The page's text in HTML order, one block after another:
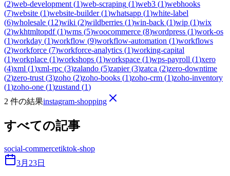
(2)web-development (1)web-scraping (1)web3 (1)webhooks
(7)website (1)website-builder(1)whatsapp (1)white-label
(6)wholesale (12)wiki (2)wildberries (1)win-back (1)wip (1)wix
(2)wkhtmltopdf(1)wms (5)woocommerce (8)wordpress (1)work-os
(1)workday (1)workflow (9)workflow-automation (1)workflows
(2)workforce (7)workforce-analytics (1)working-capital
(1)workplace (1)workshops (1)workspace (1)wps-payroll (1)xero
(4)xml (1)xml-rpc (3)zalando (5)zapier(3)zatca (2)zero-downtime
(2)zero-trust (3)zoho (2)zoho-books (1)zoho-crm (1)zoho-inventory
(1)zoho-one (1)zustand (1)
2 件の結果instagram-shopping
すべての記事
social-commercetiktok-shop
3月23日